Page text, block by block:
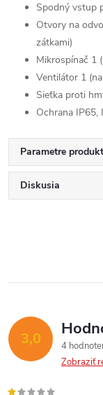
Spodný vstup
Otvory na
zátkami)
Mikrospínač 1
Ventilátor 1
Sieťka proti
Ochrana IP65,
Parametre
Diskusia
3,0
4
Zobraziť